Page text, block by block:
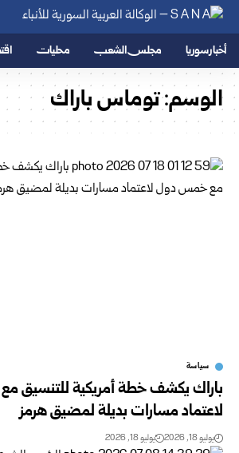
أخبار سوريا مجلس الشعب محليات
الوسم:توماس باراك
سياسة
باراك يكشف خطة أمريكية للتنسيق
لاعتماد مسارات بديلة لمضيق هرمز
يوليو 18, 2026 يوليو 18, 2026